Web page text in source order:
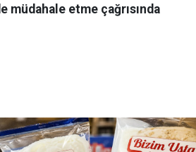
etme çağrısında